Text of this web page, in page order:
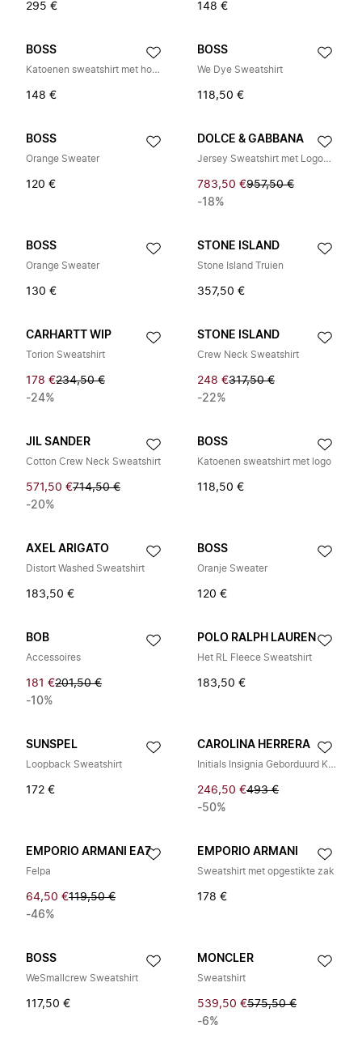
295 € 148 €
BOSS
Katoenen sweatshirt met hoge kraag en rits
148 €
BOSS
We Dye Sweatshirt
118,50 €
BOSS
Orange Sweater
120 €
DOLCE & GABBANA
Jersey Sweatshirt met Logoplaat
783,50 €957,50 €
-18%
BOSS
Orange Sweater
130 €
STONE ISLAND
Stone Island Truien
357,50 €
CARHARTT WIP
Torion Sweatshirt
178 €234,50 €
-24%
STONE ISLAND
Crew Neck Sweatshirt
248 €317,50 €
-22%
JIL SANDER
Cotton Crew Neck Sweatshirt
571,50 €714,50 €
-20%
BOSS
Katoenen sweatshirt met logo
118,50 €
AXEL ARIGATO
Distort Washed Sweatshirt
183,50 €
BOSS
Oranje Sweater
120 €
BOB
Accessoires
181 €201,50 €
-10%
POLO RALPH LAUREN
Het RL Fleece Sweatshirt
183,50 €
SUNSPEL
Loopback Sweatshirt
172 €
CAROLINA HERRERA
Initials Insignia Geborduurd Katoenen Trui
246,50 €493 €
-50%
EMPORIO ARMANI EA7
Felpa
64,50 €119,50 €
-46%
EMPORIO ARMANI
Sweatshirt met opgestikte zak
178 €
BOSS
WeSmallcrew Sweatshirt
117,50 €
MONCLER
Sweatshirt
539,50 €575,50 €
-6%